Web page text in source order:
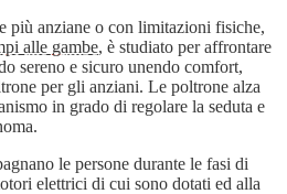
più anziane o con limitazioni fisiche,
alle gambe, è studiato per affrontare
sereno e sicuro unendo comfort,
per gli anziani. Le poltrone alza
in grado di regolare la seduta e
le persone durante le fasi di
elettrici di cui sono dotati ed alla